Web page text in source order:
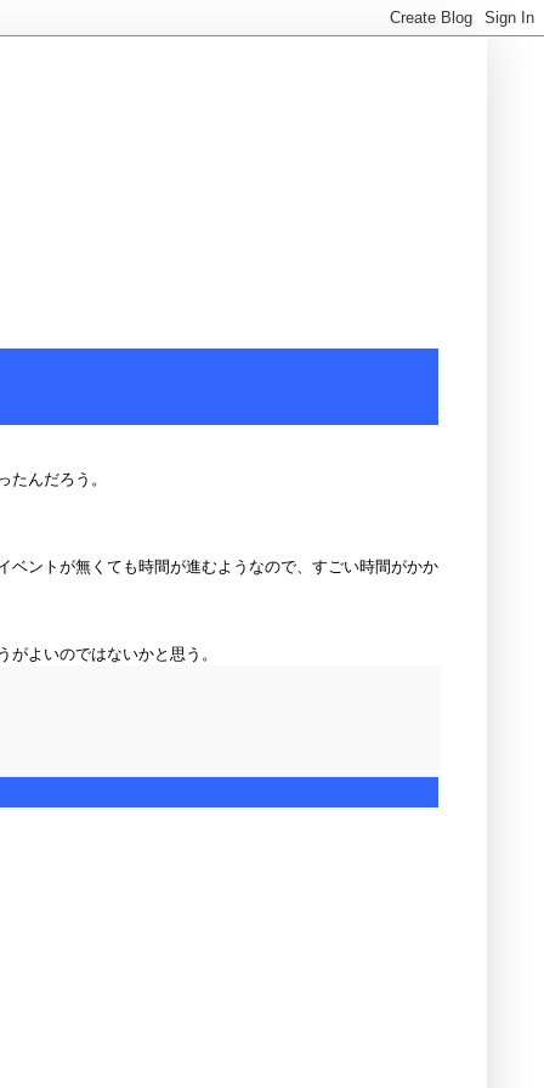
んだろう。
ントが無くても時間が進むようなので、すごい時間がかか
よいのではないかと思う。